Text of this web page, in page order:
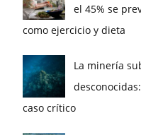
el 45% se
como ejercicio y dieta
La minería
caso crítico